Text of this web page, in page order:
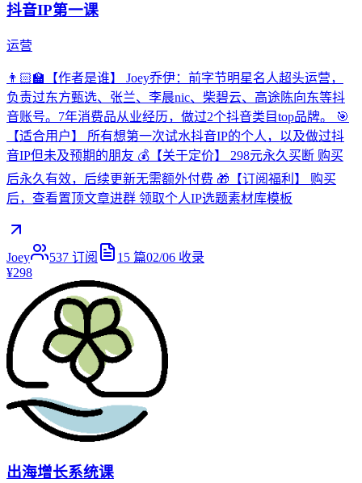
抖音IP第一课
运营
👨🏻‍🏫【作者是谁】 Joey乔伊：前字节明星名人超头运营，
负责过东方甄选、张兰、李晨nic、柴碧云、高途陈向东等抖
音账号。7年消费品从业经历，做过2个抖音类目top品牌。 🎯
【适合用户】 所有想第一次试水抖音IP的个人，以及做过抖
音IP但未及预期的朋友 💰【关于定价】 298元永久买断 购买
后永久有效，后续更新无需额外付费 🎁【订阅福利】 购买
后，查看置顶文章进群 领取个人IP选题素材库模板
Joey 537 订阅 15 篇02/06 收录
¥298
出海增长系统课